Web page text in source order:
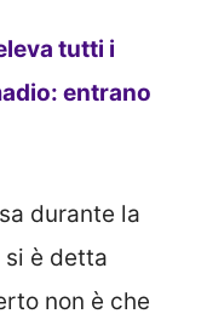
tutti i
entrano
durante la
è detta
non è che